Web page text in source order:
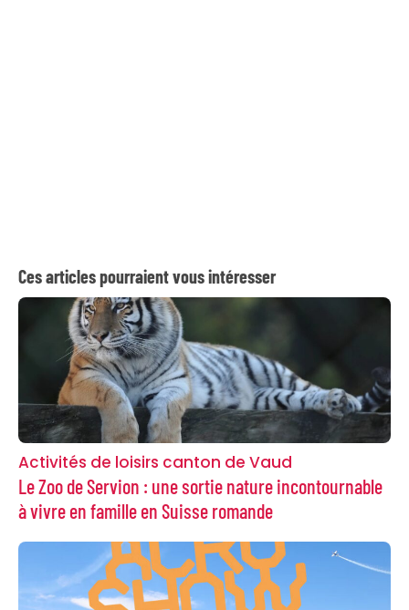
Ces articles pourraient vous intéresser
Activités de loisirs canton de Vaud
Le Zoo de Servion : une sortie nature incontournable
à vivre en famille en Suisse romande